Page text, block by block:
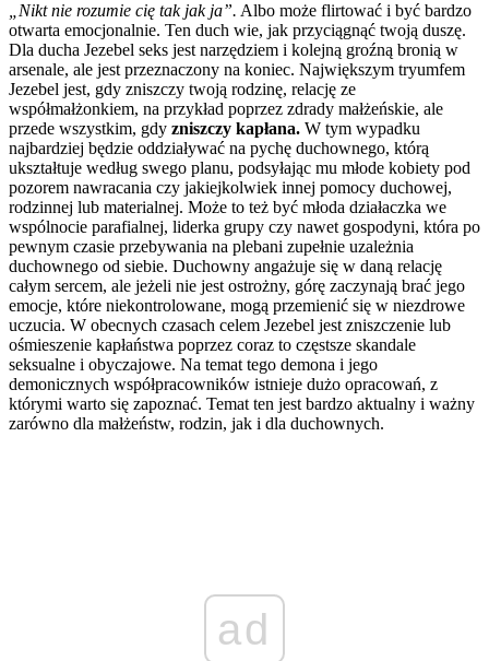
„Nikt nie rozumie cię tak jak ja”. Albo może flirtować i być bardzo
otwarta emocjonalnie. Ten duch wie, jak przyciągnąć twoją duszę.
Dla ducha Jezebel seks jest narzędziem i kolejną groźną bronią w
arsenale, ale jest przeznaczony na koniec. Największym tryumfem
Jezebel jest, gdy zniszczy twoją rodzinę, relację ze
współmałżonkiem, na przykład poprzez zdrady małżeńskie, ale
przede wszystkim, gdy zniszczy kapłana. W tym wypadku
najbardziej będzie oddziaływać na pychę duchownego, którą
ukształtuje według swego planu, podsyłając mu młode kobiety pod
pozorem nawracania czy jakiejkolwiek innej pomocy duchowej,
rodzinnej lub materialnej. Może to też być młoda działaczka we
wspólnocie parafialnej, liderka grupy czy nawet gospodyni, która po
pewnym czasie przebywania na plebani zupełnie uzależnia
duchownego od siebie. Duchowny angażuje się w daną relację
całym sercem, ale jeżeli nie jest ostrożny, górę zaczynają brać jego
emocje, które niekontrolowane, mogą przemienić się w niezdrowe
uczucia. W obecnych czasach celem Jezebel jest zniszczenie lub
ośmieszenie kapłaństwa poprzez coraz to częstsze skandale
seksualne i obyczajowe. Na temat tego demona i jego
demonicznych współpracowników istnieje dużo opracowań, z
którymi warto się zapoznać. Temat ten jest bardzo aktualny i ważny
zarówno dla małżeństw, rodzin, jak i dla duchownych.
ad